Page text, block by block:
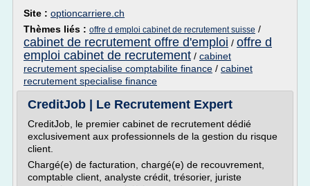
Site : optioncarriere.ch
Thèmes liés : offre d emploi cabinet de recrutement suisse /
cabinet de recrutement offre d'emploi / offre d
emploi cabinet de recrutement / cabinet
recrutement specialise comptabilite finance / cabinet
recrutement specialise finance
CreditJob | Le Recrutement Expert
CreditJob, le premier cabinet de recrutement dédié
exclusivement aux professionnels de la gestion du risque
client.
Chargé(e) de facturation, chargé(e) de recouvrement,
comptable client, analyste crédit, trésorier, juriste